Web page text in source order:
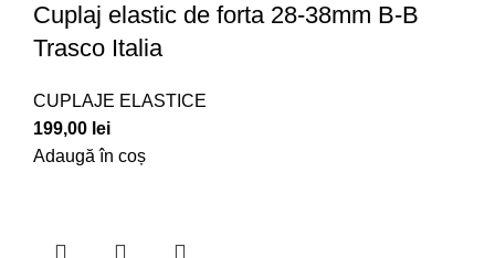
Cuplaj elastic de forta 28-38mm B-B
Trasco Italia
CUPLAJE ELASTICE
199,00 lei
Adaugă în coș